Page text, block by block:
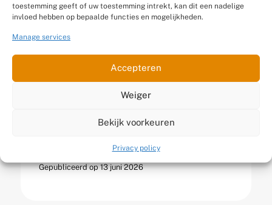
toestemming geeft of uw toestemming intrekt, kan dit een nadelige
invloed hebben op bepaalde functies en mogelijkheden.
Manage services
Accepteren
Weiger
Bekijk voorkeuren
Privacy policy
Packing in het magazijn:
zo voorkom je fouten die
pas bij de klant
zichtbaar zijn.
Gepubliceerd op 13 juni 2026